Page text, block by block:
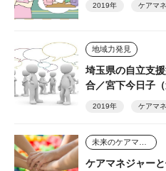
2019年 ケアマ
地域力発見
埼玉県の自立支
合／宮下今日子（
2019年 ケアマ
ケアマネジャー